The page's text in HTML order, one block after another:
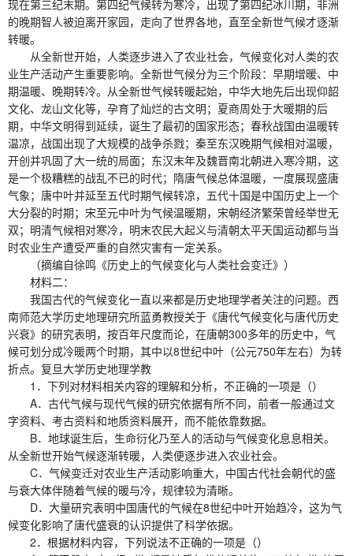
现在第三纪末期。第四纪气候转为寒冷，出现了第四纪冰川期，非洲
的晚期智人被迫离开家园，走向了世界各地，直至全新世气候才逐渐
转暖。
从全新世开始，人类逐步进入了农业社会，气候变化对人类的农
业生产活动产生重要影响。全新世气候分为三个阶段：早期增暖、中
期温暖、晚期转冷。从全新世气候转暖起始，中华大地先后出现仰韶
文化、龙山文化等，孕育了灿烂的古文明；夏商周处于大暖期的后
期，中华文明得到延续，诞生了最初的国家形态；春秋战国由温暖转
温凉，战国出现了大规模的战争杀戮；秦至东汉晚期气候相对温暖，
开创并巩固了大一统的局面；东汉末年及魏晋南北朝进入寒冷期，这
是一个极糟糕的战乱不已的时代；隋唐气候总体温暖，一度展现盛唐
气象；唐中叶并延至五代时期气候转凉，五代十国是中国历史上一个
大分裂的时期；宋至元中叶为气候温暖期，宋朝经济繁荣曾经举世无
双；明清气候相对寒冷，明末农民大起义与清朝太平天国运动都与当
时农业生产遭受严重的自然灾害有一定关系。
（摘编自徐鸣《历史上的气候变化与人类社会变迁》）
材料二：
我国古代的气候变化一直以来都是历史地理学者关注的问题。西
南师范大学历史地理研究所蓝勇教授关于《唐代气候变化与唐代历史
兴衰》的研究表明，按百年尺度而论，在唐朝300多年的历史中，气
候可划分成冷暖两个时期，其中以8世纪中叶（公元750年左右）为转
折点。复旦大学历史地理学教
1．下列对材料相关内容的理解和分析，不正确的一项是（）
A．古代气候与现代气候的研究依据有所不同，前者一般通过文
字资料、考古资料和地质资料展开，而不能依靠数据。
B．地球诞生后，生命衍化乃至人的活动与气候变化息息相关。
从全新世开始气候逐渐转暖，人类便逐步进入农业社会。
C．气候变迁对农业生产活动影响重大，中国古代社会朝代的盛
与衰大体伴随着气候的暖与冷，规律较为清晰。
D．大量研究表明中国唐代的气候在8世纪中叶开始趋冷，这为气
候变化影响了唐代盛衰的认识提供了科学依据。
2．根据材料内容，下列说法不正确的一项是（）